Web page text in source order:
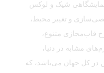
شیک و لوکس
و تغییر محیط،
قاب‌مجازی متنوع،
مشابه در دنیا،
در کل جهان می‌باشد، که